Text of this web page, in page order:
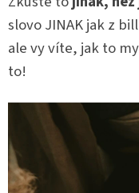
slovo JINAK jak z
ale vy víte, jak to
to!